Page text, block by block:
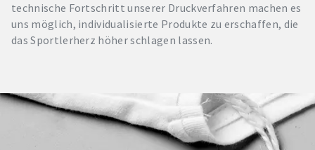
technische Fortschritt unserer Druckverfahren machen es
uns möglich, individualisierte Produkte zu erschaffen, die
das Sportlerherz höher schlagen lassen.